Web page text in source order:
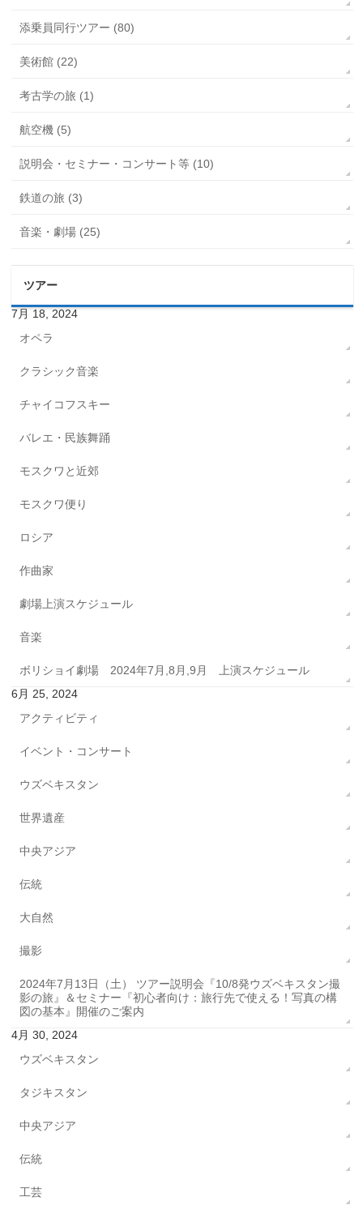
添乗員同行ツアー (80)
美術館 (22)
考古学の旅 (1)
航空機 (5)
説明会・セミナー・コンサート等 (10)
鉄道の旅 (3)
音楽・劇場 (25)
ツアー
7月 18, 2024
オペラ
クラシック音楽
チャイコフスキー
バレエ・民族舞踊
モスクワと近郊
モスクワ便り
ロシア
作曲家
劇場上演スケジュール
音楽
ボリショイ劇場 2024年7月,8月,9月 上演スケジュール
6月 25, 2024
アクティビティ
イベント・コンサート
ウズベキスタン
世界遺産
中央アジア
伝統
大自然
撮影
2024年7月13日（土） ツアー説明会『10/8発ウズベキスタン撮
影の旅』＆セミナー『初心者向け：旅行先で使える！写真の構
図の基本』開催のご案内
4月 30, 2024
ウズベキスタン
タジキスタン
中央アジア
伝統
工芸